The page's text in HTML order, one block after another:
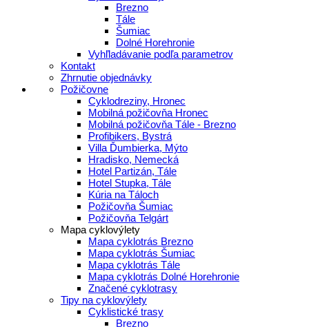
Brezno
Tále
Šumiac
Dolné Horehronie
Vyhľladávanie podľa parametrov
Kontakt
Zhrnutie objednávky
Požičovne
Cyklodreziny, Hronec
Mobilná požičovňa Hronec
Mobilná požičovňa Tále - Brezno
Profibikers, Bystrá
Villa Ďumbierka, Mýto
Hradisko, Nemecká
Hotel Partizán, Tále
Hotel Stupka, Tále
Kúria na Táloch
Požičovňa Šumiac
Požičovňa Telgárt
Mapa cyklovýlety
Mapa cyklotrás Brezno
Mapa cyklotrás Šumiac
Mapa cyklotrás Tále
Mapa cyklotrás Dolné Horehronie
Značené cyklotrasy
Tipy na cyklovýlety
Cyklistické trasy
Brezno